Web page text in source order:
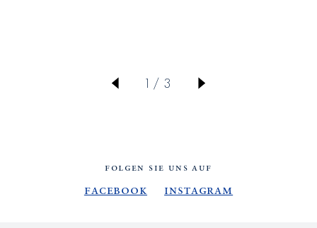
1 / von
3
FOLGEN SIE UNS AUF
Facebook Instagram